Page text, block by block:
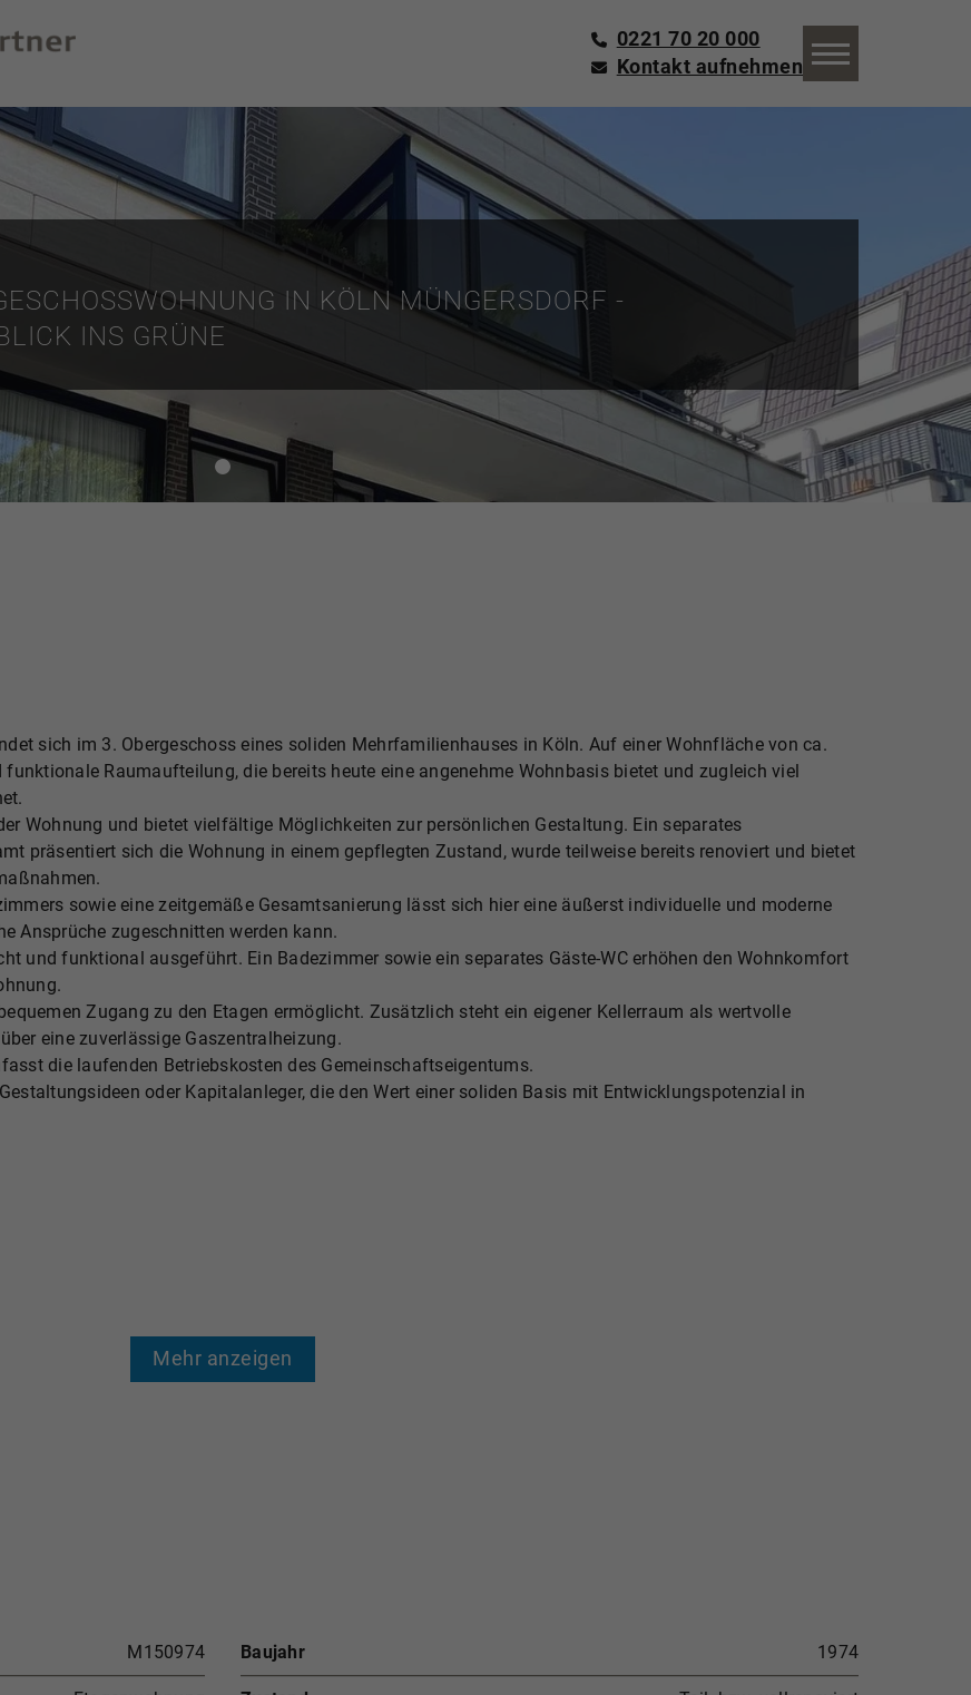
0221 70 20 000
Kontakt aufnehmen
IN KÖLN MÜNGERSDORF -
INS GRÜNE
sich im 3. Obergeschoss eines soliden Mehrfamilienhauses in Köln. Auf einer Wohnfläche von ca.
Raumaufteilung, die bereits heute eine angenehme Wohnbasis bietet und zugleich viel
Wohnung und bietet vielfältige Möglichkeiten zur persönlichen Gestaltung. Ein separates
präsentiert sich die Wohnung in einem gepflegten Zustand, wurde teilweise bereits renoviert und bietet
sowie eine zeitgemäße Gesamtsanierung lässt sich hier eine äußerst individuelle und moderne
Ansprüche zugeschnitten werden kann.
und funktional ausgeführt. Ein Badezimmer sowie ein separates Gäste-WC erhöhen den Wohnkomfort
Zugang zu den Etagen ermöglicht. Zusätzlich steht ein eigener Kellerraum als wertvolle
eine zuverlässige Gaszentralheizung.
die laufenden Betriebskosten des Gemeinschaftseigentums.
oder Kapitalanleger, die den Wert einer soliden Basis mit Entwicklungspotenzial in
Mehr anzeigen
M150974 Baujahr 1974